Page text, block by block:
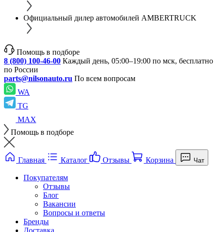
Официальный дилер автомобилей AMBERTRUCK
Помощь в подборе
8 (800) 100-46-00 Каждый день, 05:00–19:00 по мск, бесплатно
по России
parts@nilsonauto.ru По всем вопросам
WA
TG
MAX
Помощь в подборе
Главная Каталог Отзывы Корзина Чат
Покупателям
Отзывы
Блог
Вакансии
Вопросы и ответы
Бренды
Доставка